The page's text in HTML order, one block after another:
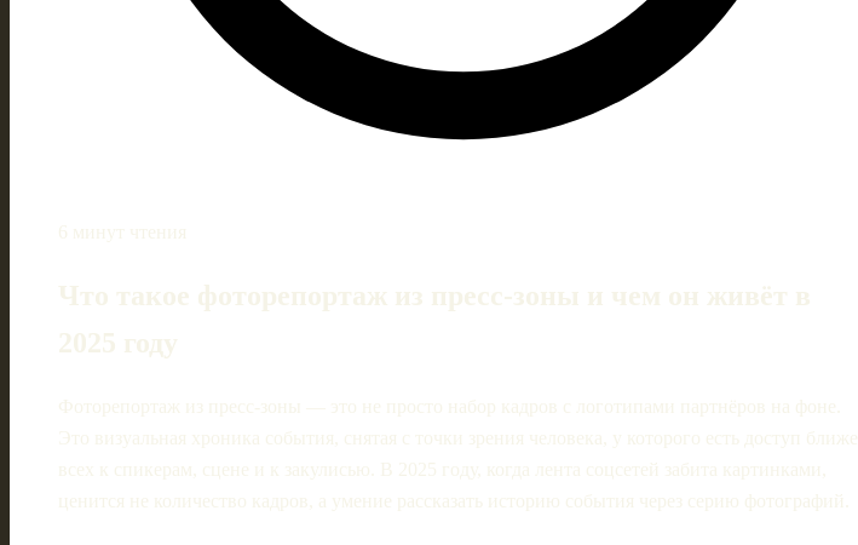
6 минут чтения
Что такое фоторепортаж из пресс-зоны и чем он живёт в
2025 году
Фоторепортаж из пресс-зоны — это не просто набор кадров с логотипами партнёров на фоне.
Это визуальная хроника события, снятая с точки зрения человека, у которого есть доступ ближе
всех к спикерам, сцене и к закулисью. В 2025 году, когда лента соцсетей забита картинками,
ценится не количество кадров, а умение рассказать историю события через серию фотографий.